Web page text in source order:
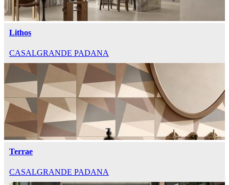
Lithos
CASALGRANDE PADANA
Terrae
CASALGRANDE PADANA